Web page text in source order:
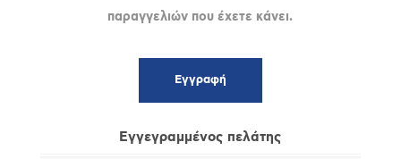
παραγγελιών που έχετε κάνει.
Εγγεγραμμένος πελάτης